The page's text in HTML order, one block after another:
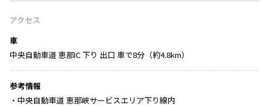
アクセス
車
中央自動車道 恵那IC 下り 出口 車で8分（約4.8km）
参考情報
・中央自動車道 恵那峡サービスエリア下り線内